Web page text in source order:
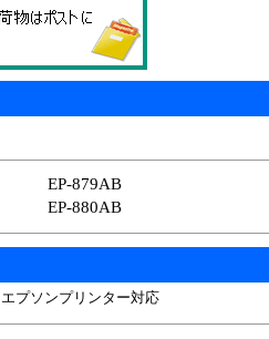
EP-879AB
EP-880AB
エプソンプリンター対応